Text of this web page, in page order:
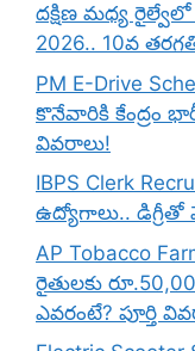
దక్షిణ మధ్య
2026.. 10వ
PM E-Drive
కొనేవారికి కేంద్రం
వివరాలు!
IBPS Clerk
ఉద్యోగాలు..
AP Tobacco
రైతులకు
ఎవరంటే? పూర్తి